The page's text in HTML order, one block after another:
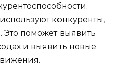
конкуренты,
Это поможет выявить
и выявить новые